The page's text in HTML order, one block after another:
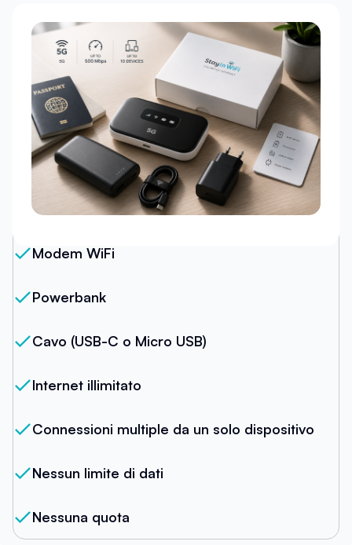
Il nostro pacchetto
Modem WiFi
Powerbank
Cavo (USB-C o Micro USB)
Internet illimitato
Connessioni multiple da un solo dispositivo
Nessun limite di dati
Nessuna quota